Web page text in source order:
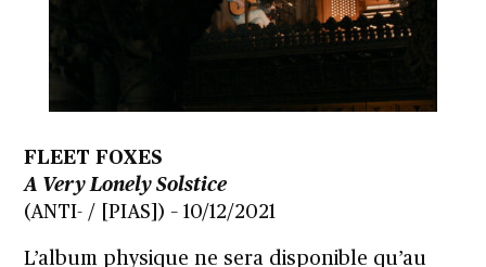
FLEET FOXES
A Very Lonely Solstice
(ANTI- / [PIAS]) – 10/12/2021
L’album physique ne sera disponible qu’au